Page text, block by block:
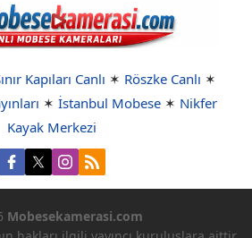
Kapıları Canlı ✶ Röszke Canlı ✶
✶ İstanbul Mobese ✶ Nikfer
Kayak Merkezi
Mobesekamerasi.com